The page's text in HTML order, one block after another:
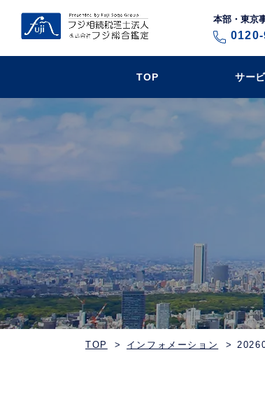
本部・東京
TOP サー
TOP インフォメーション